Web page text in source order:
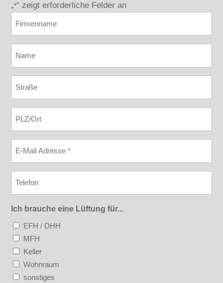
„*“ zeigt erforderliche Felder an
*
Ich brauche eine Lüftung für...
EFH / DHH
MFH
Keller
Wohnraum
sonstiges